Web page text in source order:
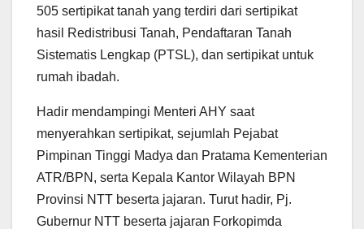
505 sertipikat tanah yang terdiri dari sertipikat
hasil Redistribusi Tanah, Pendaftaran Tanah
Sistematis Lengkap (PTSL), dan sertipikat untuk
rumah ibadah.
Hadir mendampingi Menteri AHY saat
menyerahkan sertipikat, sejumlah Pejabat
Pimpinan Tinggi Madya dan Pratama Kementerian
ATR/BPN, serta Kepala Kantor Wilayah BPN
Provinsi NTT beserta jajaran. Turut hadir, Pj.
Gubernur NTT beserta jajaran Forkopimda